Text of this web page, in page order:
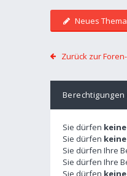
Neues Thema
Zurück zur
Berechtigungen
Sie dürfen keine
Sie dürfen keine
Sie dürfen Ihre
Sie dürfen Ihre
Sie dürfen keine